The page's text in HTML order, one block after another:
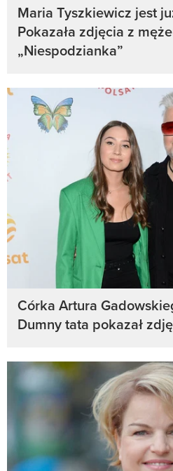
Maria Tyszkiewicz jest
Pokazała zdjęcia z
„Niespodzianka”
Córka Artura
Dumny tata pokazał